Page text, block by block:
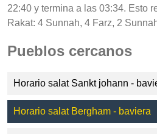
22:40 y termina a las 03:34. Esto
Rakat: 4 Sunnah, 4 Farz, 2
Pueblos cercanos
Horario salat Sankt johann -
Horario salat Bergham - baviera